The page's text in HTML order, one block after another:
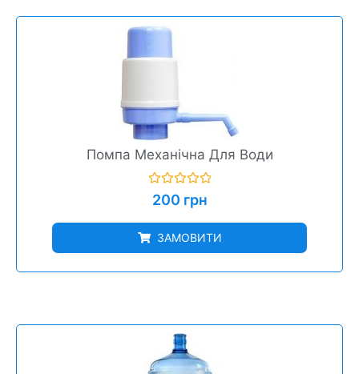
Помпа Механічна Для Води
Оцінено
в
5
200 грн
ЗАМОВИТИ